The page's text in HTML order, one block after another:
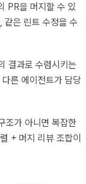
PR을 머지할 수 있
같은 린트 수정을 수
결과로 수렴시키는
른 에이전트가 담당
조가 아니면 복잡한
+ 머지 리뷰 조합이